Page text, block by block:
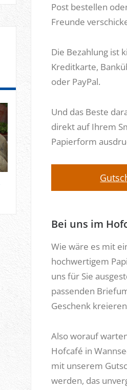
Post bestellen
Freunde
Die Bezahlung ist
Kreditkarte,
oder PayPal.
Und das Beste
direkt auf Ihrem
Papierform
Bei uns im
Wie wäre es mit
hochwertigem
uns für Sie
passenden
Geschenk
Also worauf
Hofcafé in
mit unserem
werden, das